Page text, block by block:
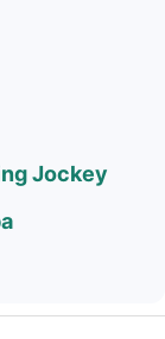
Jockey